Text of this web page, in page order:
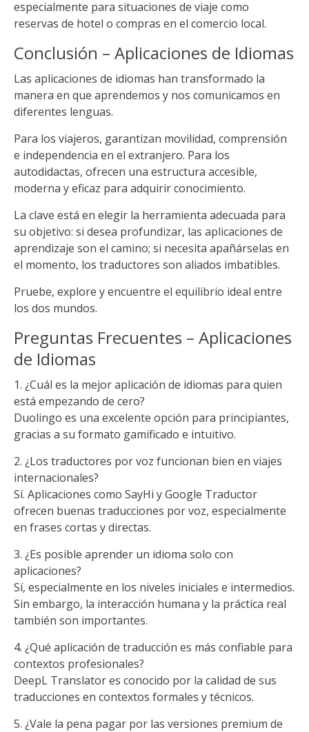
especialmente para situaciones de viaje como
reservas de hotel o compras en el comercio local.
Conclusión – Aplicaciones de Idiomas
Las aplicaciones de idiomas han transformado la
manera en que aprendemos y nos comunicamos en
diferentes lenguas.
Para los viajeros, garantizan movilidad, comprensión
e independencia en el extranjero. Para los
autodidactas, ofrecen una estructura accesible,
moderna y eficaz para adquirir conocimiento.
La clave está en elegir la herramienta adecuada para
su objetivo: si desea profundizar, las aplicaciones de
aprendizaje son el camino; si necesita apañárselas en
el momento, los traductores son aliados imbatibles.
Pruebe, explore y encuentre el equilibrio ideal entre
los dos mundos.
Preguntas Frecuentes – Aplicaciones
de Idiomas
1. ¿Cuál es la mejor aplicación de idiomas para quien
está empezando de cero?
Duolingo es una excelente opción para principiantes,
gracias a su formato gamificado e intuitivo.
2. ¿Los traductores por voz funcionan bien en viajes
internacionales?
Sí. Aplicaciones como SayHi y Google Traductor
ofrecen buenas traducciones por voz, especialmente
en frases cortas y directas.
3. ¿Es posible aprender un idioma solo con
aplicaciones?
Sí, especialmente en los niveles iniciales e intermedios.
Sin embargo, la interacción humana y la práctica real
también son importantes.
4. ¿Qué aplicación de traducción es más confiable para
contextos profesionales?
DeepL Translator es conocido por la calidad de sus
traducciones en contextos formales y técnicos.
5. ¿Vale la pena pagar por las versiones premium de